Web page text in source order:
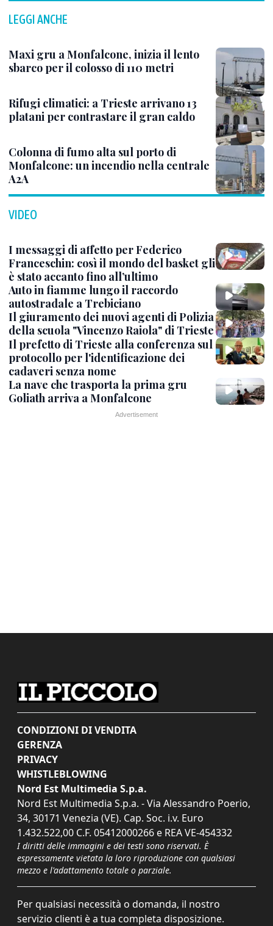
LEGGI ANCHE
Maxi gru a Monfalcone, inizia il lento
sbarco per il colosso di 110 metri
Rifugi climatici: a Trieste arrivano 13
platani per contrastare il gran caldo
Colonna di fumo alta sul porto di
Monfalcone: un incendio nella centrale
A2A
VIDEO
I messaggi di affetto per Federico
Franceschin: così il mondo del basket gli
è stato accanto fino all’ultimo
Auto in fiamme lungo il raccordo
autostradale a Trebiciano
Il giuramento dei nuovi agenti di Polizia
della scuola "Vincenzo Raiola" di Trieste
Il prefetto di Trieste alla conferenza sul
protocollo per l'identificazione dei
cadaveri senza nome
La nave che trasporta la prima gru
Goliath arriva a Monfalcone
CONDIZIONI DI VENDITA
GERENZA
PRIVACY
WHISTLEBLOWING
Nord Est Multimedia S.p.a.
Nord Est Multimedia S.p.a. - Via Alessandro Poerio,
34, 30171 Venezia (VE). Cap. Soc. i.v. Euro
1.432.522,00 C.F. 05412000266 e REA VE-454332
I diritti delle immagini e dei testi sono riservati. È
espressamente vietata la loro riproduzione con qualsiasi
mezzo e l'adattamento totale o parziale.
Per qualsiasi necessità o domanda, il nostro
servizio clienti è a tua completa disposizione.